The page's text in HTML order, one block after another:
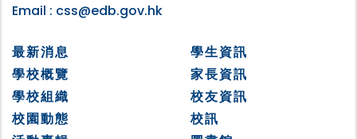
Email : css@edb.gov.hk
最新消息
學校概覽
學校組織
校園動態
學生資訊
家長資訊
校友資訊
校訊